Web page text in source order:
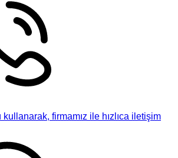
firmamız ile hızlıca iletişim